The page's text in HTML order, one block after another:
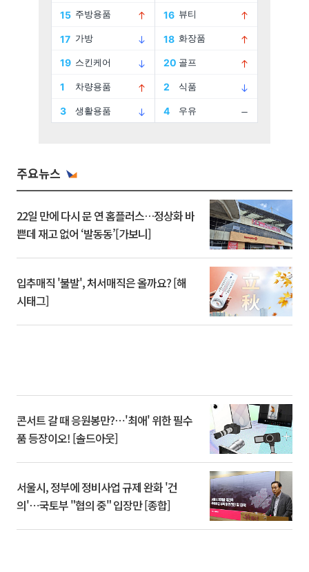
주요뉴스
22일 만에 다시 문 연 홈플러스…정상화 바
쁜데 재고 없어 ‘발동동’[가보니]
입추매직 '불발', 처서매직은 올까요? [해
시태그]
콘서트 갈 때 응원봉만?⋯'최애' 위한 필수
품 등장이오! [솔드아웃]
서울시, 정부에 정비사업 규제 완화 '건
의'⋯국토부 "협의 중" 입장만 [종합]